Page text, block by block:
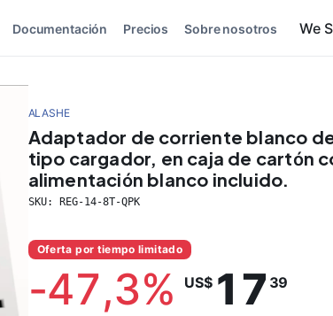
Documentación Precios Sobre nosotros We
ALASHE
Adaptador de corriente blanco
tipo cargador, en caja de cartón
alimentación blanco incluido.
SKU: REG-14-8T-QPK
Oferta por tiempo limitado
-47,3% US$17 39